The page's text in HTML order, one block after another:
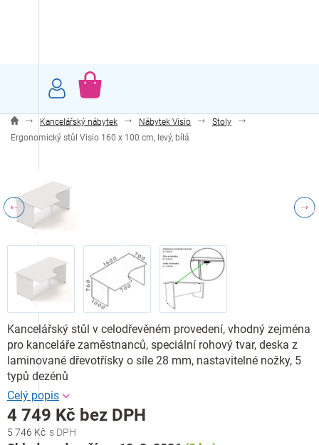
NÁKUPNÍ
Kancelářský nábytek Nábytek Visio
Stoly
Ergonomický stůl Visio 160 x 100 cm, levý, bílá
5 746 Kč
4 749 Kč bez DPH
Měrná
Kancelářský stůl v celodřevěném provedení, vhodný zejména
pro kanceláře zaměstnanců, speciální rohový tvar, deska z
laminované dřevotřísky o síle 28 mm, nastavitelné nožky, 5
typů dezénů